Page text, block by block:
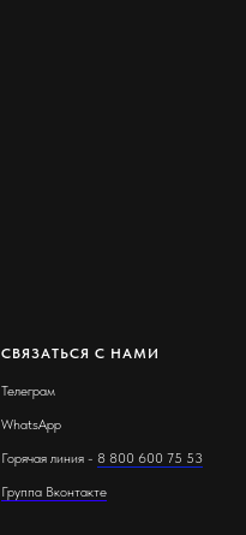
СВЯЗАТЬСЯ С НАМИ
Телеграм
WhatsApp
Горячая линия - 8 800 600 75 53
Группа Вконтакте